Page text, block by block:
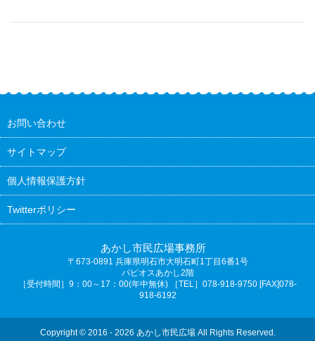
お問い合わせ
サイトマップ
個人情報保護方針
Twitterポリシー
あかし市民広場事務所
〒673-0891 兵庫県明石市大明石町1丁目6番1号
パピオスあかし2階
［受付時間］9：00～17：00(年中無休) ［TEL］078-918-9750 [FAX]078-
918-6192
Copyright © 2016 - 2026 あかし市民広場 All Rights Reserved.